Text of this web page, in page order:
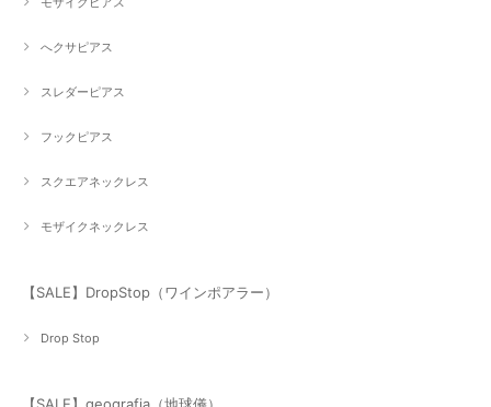
へクサピアス
スレダーピアス
フックピアス
スクエアネックレス
モザイクネックレス
【SALE】DropStop（ワインポアラー）
Drop Stop
【SALE】geografia（地球儀）